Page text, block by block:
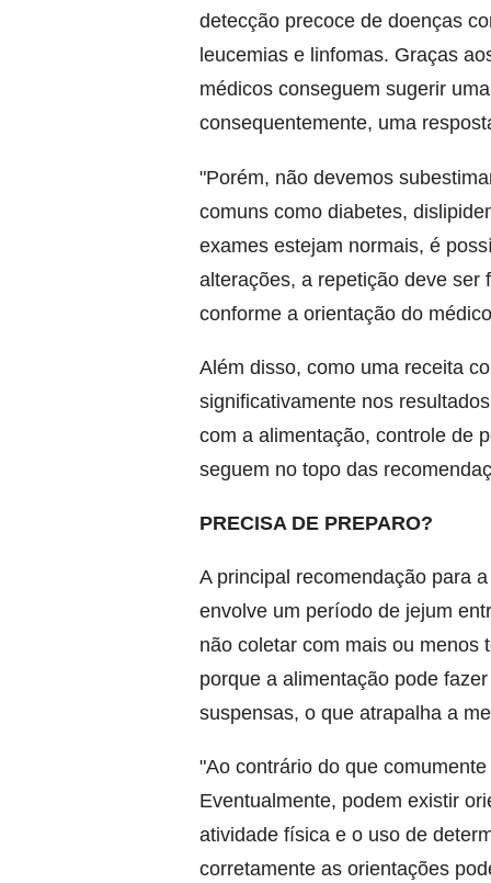
detecção precoce de doenças
leucemias e linfomas. Graças
médicos conseguem sugerir
consequentemente, uma
"Porém, não devemos
comuns como diabetes,
exames estejam normais, é
alterações, a repetição deve ser
conforme a orientação do
Além disso, como uma receita
significativamente nos
com a alimentação, controle de
seguem no topo das
PRECISA DE PREPARO?
A principal recomendação para
envolve um período de jejum
não coletar com mais ou menos
porque a alimentação pode
suspensas, o que atrapalha a
"Ao contrário do que
Eventualmente, podem existir
atividade física e o uso de
corretamente as orientações